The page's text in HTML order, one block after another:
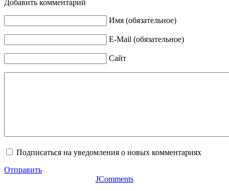
Добавить комментарий
Имя (обязательное)
E-Mail (обязательное)
Сайт
Подписаться на уведомления о новых комментариях
Отправить
JComments